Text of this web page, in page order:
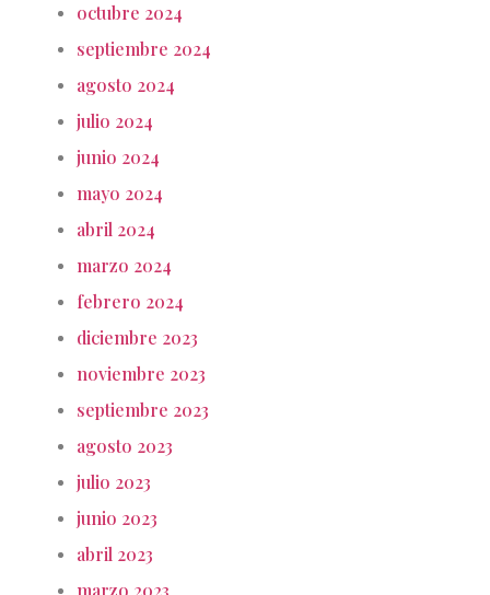
octubre 2024
septiembre 2024
agosto 2024
julio 2024
junio 2024
mayo 2024
abril 2024
marzo 2024
febrero 2024
diciembre 2023
noviembre 2023
septiembre 2023
agosto 2023
julio 2023
junio 2023
abril 2023
marzo 2023